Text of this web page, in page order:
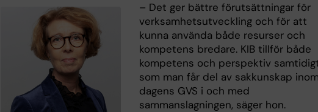
– Det ger bättre förutsättningar för
verksamhetsutveckling och för att
kunna använda både resurser och
kompetens bredare. KIB tillför både
kompetens och perspektiv
som man får del av sakkunskap inom
dagens GVS i och med
sammanslagningen, säger hon.